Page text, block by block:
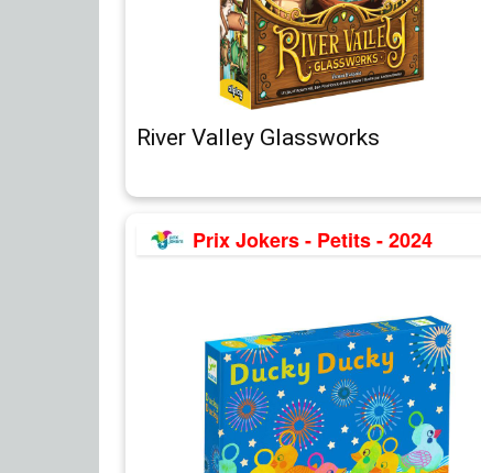
River Valley Glassworks
Prix Jokers - Petits - 2024